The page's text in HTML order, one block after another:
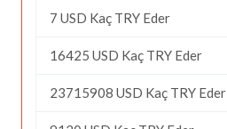
7 USD Kaç TRY Eder
16425 USD Kaç TRY Eder
23715908 USD Kaç TRY Eder